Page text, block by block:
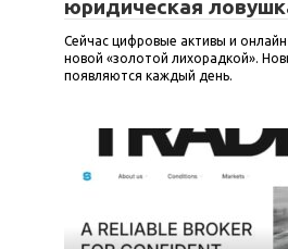
юридическая
Сейчас цифровые активы и
новой «золотой лихорадкой».
появляются каждый день.